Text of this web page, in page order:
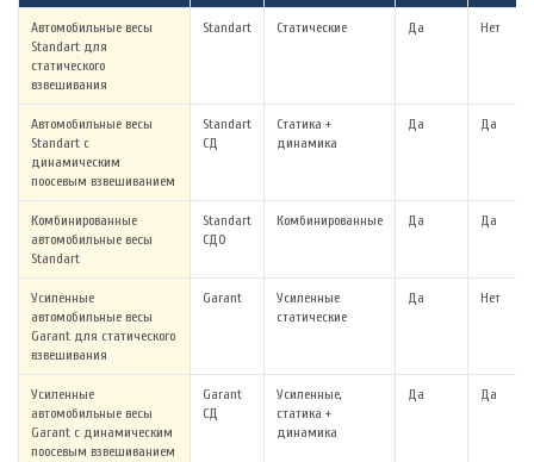
Автомобильные весы
Standart для
статического
взвешивания
Standart Статические Да Нет
Автомобильные весы
Standart с
динамическим
поосевым взвешиванием
Standart
СД
Статика +
динамика
Да Да
Комбинированные
автомобильные весы
Standart
Standart
СДО
Комбинированные Да Да
Усиленные
автомобильные весы
Garant для статического
взвешивания
Garant
Усиленные
статические
Да Нет
Усиленные
автомобильные весы
Garant с динамическим
поосевым взвешиванием
Garant
СД
Усиленные,
статика +
динамика
Да Да